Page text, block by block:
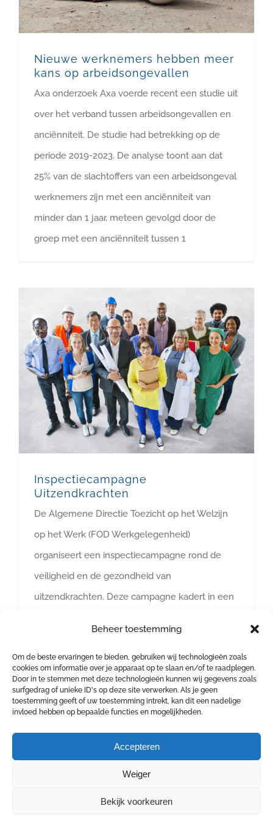
Beheer toestemming
Om de beste ervaringen te bieden, gebruiken wij technologieën zoals
cookies om informatie over je apparaat op te slaan en/of te raadplegen.
Door in te stemmen met deze technologieën kunnen wij gegevens zoals
surfgedrag of unieke ID's op deze site verwerken. Als je geen
toestemming geeft of uw toestemming intrekt, kan dit een nadelige
invloed hebben op bepaalde functies en mogelijkheden.
Accepteren
Weiger
Bekijk voorkeuren
Nieuwe werknemers hebben meer
kans op arbeidsongevallen
Axa onderzoek Axa voerde recent een studie uit
over het verband tussen arbeidsongevallen en
anciënniteit. De studie had betrekking op de
periode 2019-2023. De analyse toont aan dat
25% van de slachtoffers van een arbeidsongeval
werknemers zijn met een anciënniteit van
minder dan 1 jaar, meteen gevolgd door de
groep met een anciënniteit tussen 1
Inspectiecampagne
Uitzendkrachten
De Algemene Directie Toezicht op het Welzijn
op het Werk (FOD Werkgelegenheid)
organiseert een inspectiecampagne rond de
veiligheid en de gezondheid van
uitzendkrachten. Deze campagne kadert in een
Vertegenwoordigers van de Arbeidsinspectie en
bevat een luik over grensoverschrijdende
uitzendarbeid. De inspectiecampagne, die een
COPYRIGHT 2026 4 SAFE | Goswinstraat 14 - 8570